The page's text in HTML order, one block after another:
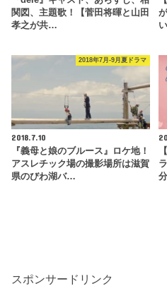
関図、主題歌！【菅田将暉と山田
孝之が共…
2018年7月-9月夏ドラマ
2018.7.10
『義母と娘のブルース』ロケ地！
アスレチック場の撮影場所は滋賀
県のびわ湖バ…
分
スポンサードリンク